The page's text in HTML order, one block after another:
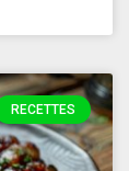
RECETTES